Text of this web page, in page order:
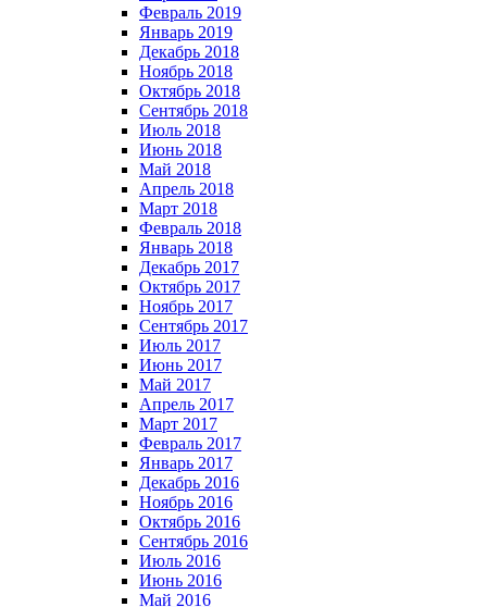
Февраль 2019
Январь 2019
Декабрь 2018
Ноябрь 2018
Октябрь 2018
Сентябрь 2018
Июль 2018
Июнь 2018
Май 2018
Апрель 2018
Март 2018
Февраль 2018
Январь 2018
Декабрь 2017
Октябрь 2017
Ноябрь 2017
Сентябрь 2017
Июль 2017
Июнь 2017
Май 2017
Апрель 2017
Март 2017
Февраль 2017
Январь 2017
Декабрь 2016
Ноябрь 2016
Октябрь 2016
Сентябрь 2016
Июль 2016
Июнь 2016
Май 2016